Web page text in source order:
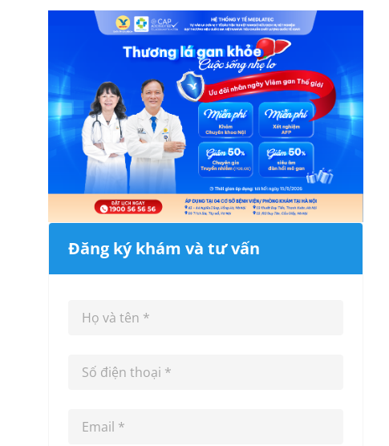
Đăng ký khám và tư vấn